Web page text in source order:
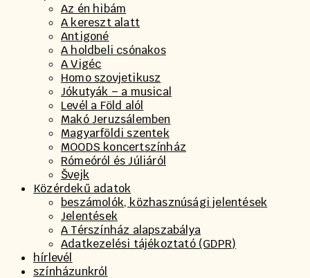
Az én hibám
A kereszt alatt
Antigoné
A holdbeli csónakos
A Vigéc
Homo szovjetikusz
Jókutyák – a musical
Levél a Föld alól
Makó Jeruzsálemben
Magyarföldi szentek
MOODS koncertszínház
Rómeóról és Júliáról
Švejk
Közérdekű adatok
beszámolók, közhasznúsági jelentések
Jelentések
A Térszínház alapszabálya
Adatkezelési tájékoztató (GDPR)
hírlevél
színházunkról